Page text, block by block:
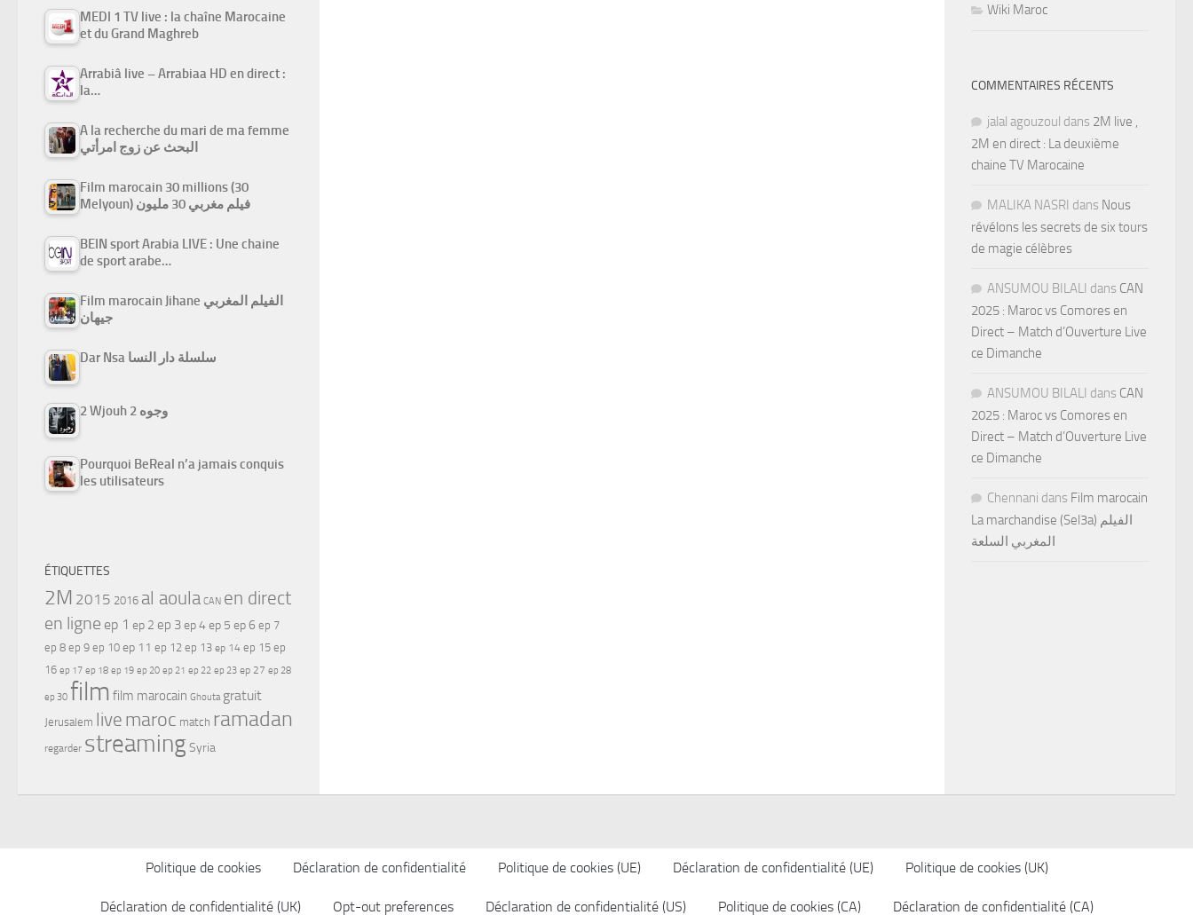
MEDI 1 TV live : la chaîne Marocaine
et du Grand Maghreb
Arrabiâ live – Arrabiaa HD en direct :
la…
A la recherche du mari de ma femme
البحث عن زوج امرأتي
Film marocain 30 millions (30
Melyoun) فيلم مغربي 30 مليون
BEIN sport Arabia LIVE : Une chaine
de sport arabe…
Film marocain Jihane الفيلم المغربي
جيهان
Dar Nsa سلسلة دار النسا
2 Wjouh 2 وجوه
Pourquoi BeReal n’a jamais conquis
les utilisateurs
ÉTIQUETTES
2M 2015 2016 al aoula CAN en direct
en ligne ep 1 ep 2 ep 3ep 4ep 5 ep 6 ep 7
ep 8 ep 9 ep 10 ep 11 ep 12 ep 13 ep 14 ep 15 ep
16 ep 17 ep 18 ep 19 ep 20 ep 21 ep 22 ep 23 ep 27 ep 28
ep 30 film film marocain Ghouta gratuit
Jerusalem live maroc match ramadan
regarder streamingSyria
Wiki Maroc
COMMENTAIRES RÉCENTS
jalal agouzoul dans 2M live ,
2M en direct : La deuxième
chaine TV Marocaine
MALIKA NASRI dans Nous
révélons les secrets de six tours
de magie célèbres
ANSUMOU BILALI dans CAN
2025 : Maroc vs Comores en
Direct – Match d’Ouverture Live
ce Dimanche
ANSUMOU BILALI dans CAN
2025 : Maroc vs Comores en
Direct – Match d’Ouverture Live
ce Dimanche
Chennani dans Film marocain
La marchandise (Sel3a) الفيلم
المغربي السلعة
Politique de cookies Déclaration de confidentialité Politique de cookies (UE) Déclaration de confidentialité (UE) Politique de cookies (UK)
Déclaration de confidentialité (UK) Opt-out preferences Déclaration de confidentialité (US) Politique de cookies (CA) Déclaration de confidentialité (CA)